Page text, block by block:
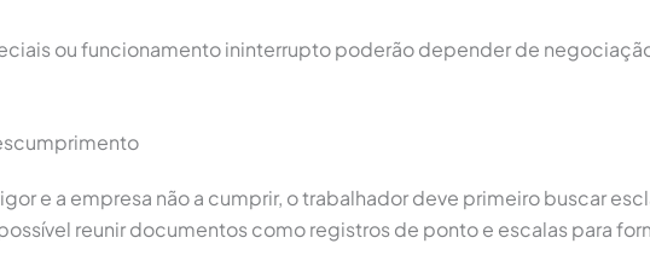
ou funcionamento ininterrupto poderão depender de
e a empresa não a cumprir, o trabalhador deve primeiro buscar
reunir documentos como registros de ponto e escalas para